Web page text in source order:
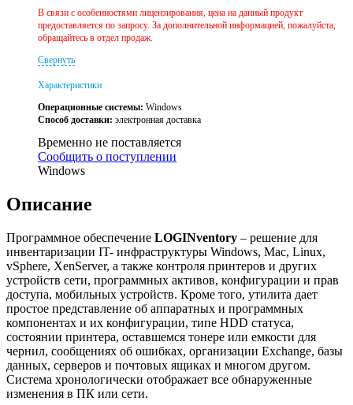
В связи с особенностями лицензирования, цена на данный продукт
предоставляется по запросу. За дополнительной информацией, пожалуйста,
обращайтесь в отдел продаж.
Свернуть
Характеристики
Операционные системы: Windows
Способ доставки: электронная доставка
Временно не поставляется
Сообщить о поступлении
Windows
Описание
Программное обеспечение LOGINventory – решение для
инвентаризации IT- инфраструктуры Windows, Mac, Linux,
vSphere, XenServer, а также контроля принтеров и других
устройств сети, программных активов, конфигурации и прав
доступа, мобильных устройств. Кроме того, утилита дает
простое представление об аппаратных и программных
компонентах и их конфигурации, типе HDD статуса,
состоянии принтера, оставшемся тонере или емкости для
чернил, сообщениях об ошибках, организации Exchange, базы
данных, серверов и почтовых ящиках и многом другом.
Система хронологически отображает все обнаруженные
изменения в ПК или сети.